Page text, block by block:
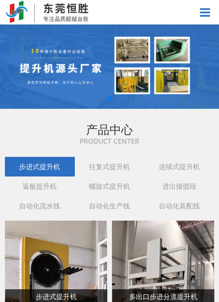
产品中心
PRODUCT CENTER
步进式提升机 往复式提升机 连续式提升机
返板提升机 螺旋式提升机 进出接驳段
自动化流水线 自动化生产线 自动化装配线
步进式提升机 多出口步进分流提升机